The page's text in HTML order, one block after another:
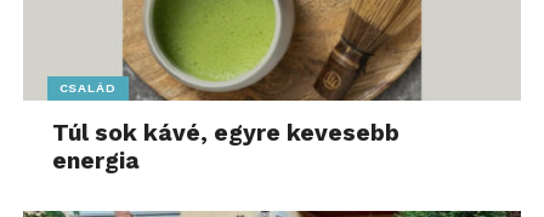
CSALÁD
Túl sok kávé, egyre kevesebb
energia